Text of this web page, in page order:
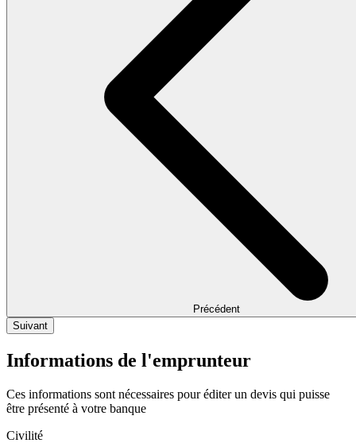
Précédent
Suivant
Informations de l'emprunteur
Ces informations sont nécessaires pour éditer un devis qui puisse
être présenté à votre banque
Civilité